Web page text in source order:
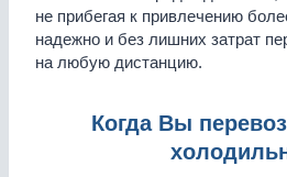
не прибегая к привлечению
надежно и без лишних затрат
на любую дистанцию.
Когда Вы